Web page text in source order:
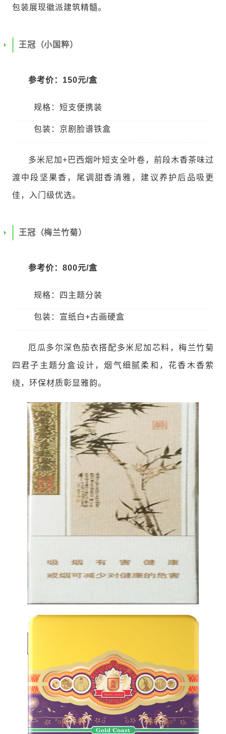
包装展现徽派建筑精髓。
王冠（小国粹）
参考价：150元/盒
规格：短支便携装
包装：京剧脸谱铁盒
多米尼加+巴西烟叶短支全叶卷，前段木香茶味过
渡中段坚果香，尾调甜香清雅，建议养护后品吸更
佳，入门级优选。
王冠（梅兰竹菊）
参考价：800元/盒
规格：四主题分装
包装：宣纸白+古画硬盒
厄瓜多尔深色茄衣搭配多米尼加芯料，梅兰竹菊
四君子主题分盒设计，烟气细腻柔和，花香木香萦
绕，环保材质彰显雅韵。